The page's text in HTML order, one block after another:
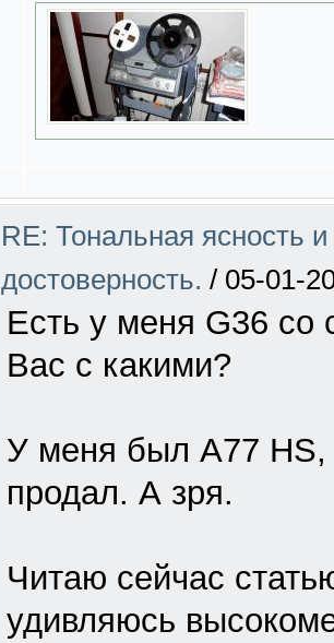
RE: Тональная ясность
достоверность. / 05-01-
Есть у меня G36 со
Вас с какими?
У меня был A77 HS,
продал. А зря.
Читаю сейчас
удивляюсь